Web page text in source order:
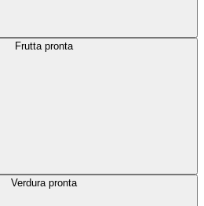
Frutta pronta
Verdura pronta